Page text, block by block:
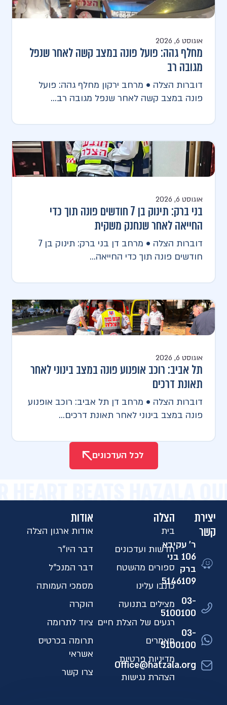
אוגוסט 6, 2026
מחלף גהה: פועל פונה במצב קשה לאחר שנפל
מגובה רב
דוברות הצלה • מרחב ירקון מחלף גהה: פועל
פונה במצב קשה לאחר שנפל מגובה רב...
אוגוסט 6, 2026
בני ברק: תינוק בן 7 חודשים פונה תוך כדי
החייאה לאחר שנחנק משקית
דוברות הצלה • מרחב דן בני ברק: תינוק בן 7
חודשים פונה תוך כדי החייאה...
אוגוסט 6, 2026
תל אביב: רוכב אופנוע פונה במצב בינוני לאחר
תאונת דרכים
דוברות הצלה • מרחב דן תל אביב: רוכב אופנוע
פונה במצב בינוני לאחר תאונת דרכים...
לכל העדכונים
BEATS HAZALA
יצירת
קשר
ר' עקיבא
106 בני
ברק
5146109​
03-
5100100
03-
5100100
Office@hatzala.org
הצלה
בית
חדשות ועדכונים
ספורים מהשטח
כתבו עלינו
מצילים בתנועה
רגעים של הצלת חיים
מאמרים
מדיניות פרטיות
הצהרת נגישות
אודות
אודות ארגון הצלה
דבר היו"ר
דבר המנכ"ל
מסמכי העמותה
הוקרה
ציוד לתרומה
תרומה בכרטיס
אשראי
צרו קשר